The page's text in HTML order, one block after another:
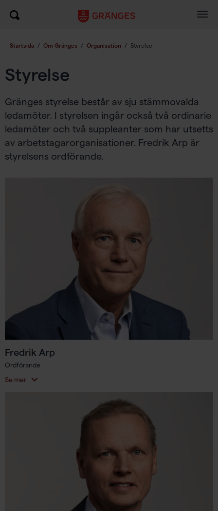
Startsida / Om Gränges / Organisation / Styrelse
Styrelse
Gränges styrelse består av sju stämmovalda
ledamöter. I styrelsen ingår också två ordinarie
ledamöter och två suppleanter som har utsetts
av arbetstagarorganisationer. Fredrik Arp är
styrelsens ordförande.
Fredrik Arp
Ordförande
Se mer